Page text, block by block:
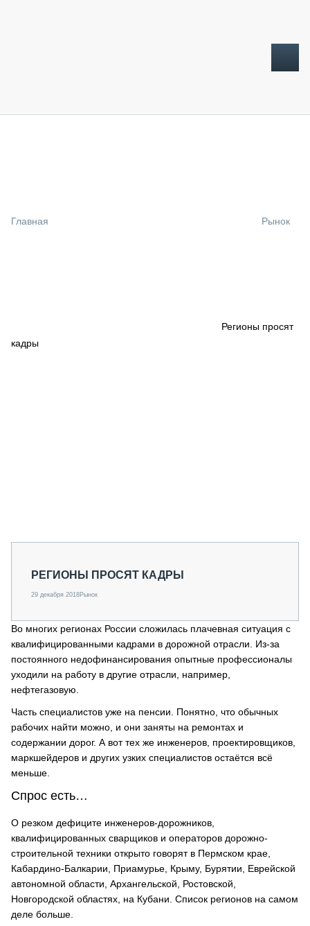
СПЕЦПРОЕКТЫ
Главная Рынок
Регионы просят
кадры
РЕГИОНЫ ПРОСЯТ КАДРЫ
29 декабря 2018Рынок
Во многих регионах России сложилась плачевная ситуация с
квалифицированными кадрами в дорожной отрасли. Из-за
постоянного недофинансирования опытные профессионалы
уходили на работу в другие отрасли, например,
нефтегазовую.
Часть специалистов уже на пенсии. Понятно, что обычных
рабочих найти можно, и они заняты на ремонтах и
содержании дорог. А вот тех же инженеров, проектировщиков,
маркшейдеров и других узких специалистов остаётся всё
меньше.
Спрос есть…
О резком дефиците инженеров-дорожников,
квалифицированных сварщиков и операторов дорожно-
строительной техники открыто говорят в Пермском крае,
Кабардино-Балкарии, Приамурье, Крыму, Бурятии, Еврейской
автономной области, Архангельской, Ростовской,
Новгородской областях, на Кубани. Список регионов на самом
деле больше.